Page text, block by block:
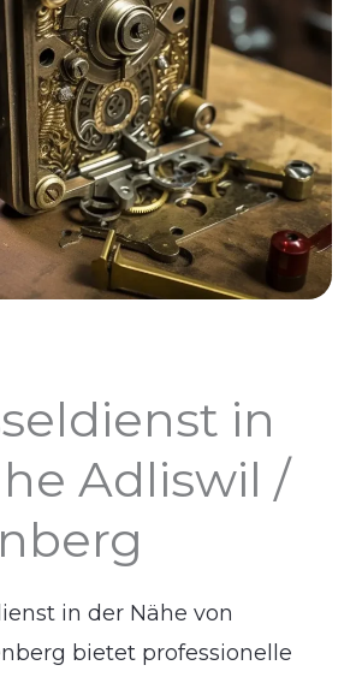
in
Adliswil /
in der Nähe von
bietet professionelle